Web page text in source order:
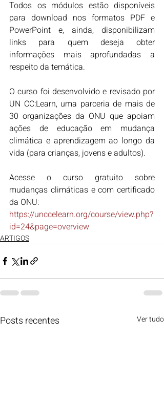
Todos os módulos estão disponíveis
para download nos formatos PDF e
PowerPoint e, ainda, disponibilizam
links para quem deseja obter
informações mais aprofundadas a
respeito da temática.
O curso foi desenvolvido e revisado por
UN CC:Learn, uma parceria de mais de
30 organizações da ONU que apoiam
ações de educação em mudança
climática e aprendizagem ao longo da
vida (para crianças, jovens e adultos).
Acesse o curso gratuito sobre
mudanças climáticas e com certificado
da ONU:
https://unccelearn.org/course/view.php?
id=24&page=overview
ARTIGOS
Posts recentes Ver tudo